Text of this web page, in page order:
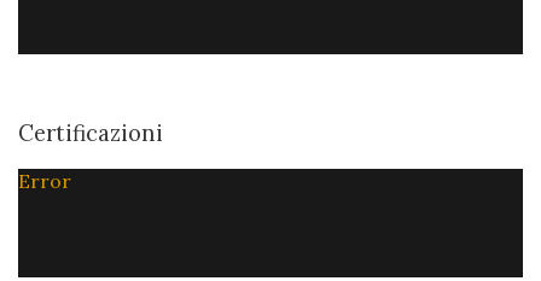
Certificazioni
Error